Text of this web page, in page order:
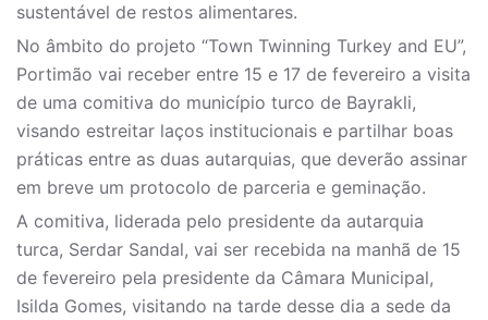
sustentável de restos alimentares.
No âmbito do projeto “Town Twinning Turkey and EU”,
Portimão vai receber entre 15 e 17 de fevereiro a visita
de uma comitiva do município turco de Bayrakli,
visando estreitar laços institucionais e partilhar boas
práticas entre as duas autarquias, que deverão assinar
em breve um protocolo de parceria e geminação.
A comitiva, liderada pelo presidente da autarquia
turca, Serdar Sandal, vai ser recebida na manhã de 15
de fevereiro pela presidente da Câmara Municipal,
Isilda Gomes, visitando na tarde desse dia a sede da